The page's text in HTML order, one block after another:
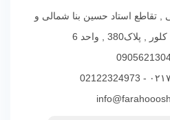
, تقاطع استاد حسین بنا شمالی و
, واحد 6